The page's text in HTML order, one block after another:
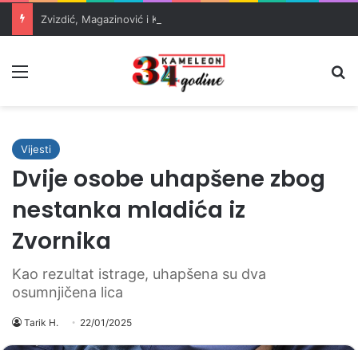
Vijesti
Dvije osobe uhapšene zbog
nestanka mladića iz
Zvornika
Kao rezultat istrage, uhapšena su dva
osumnjičena lica
Tarik H. 22/01/2025